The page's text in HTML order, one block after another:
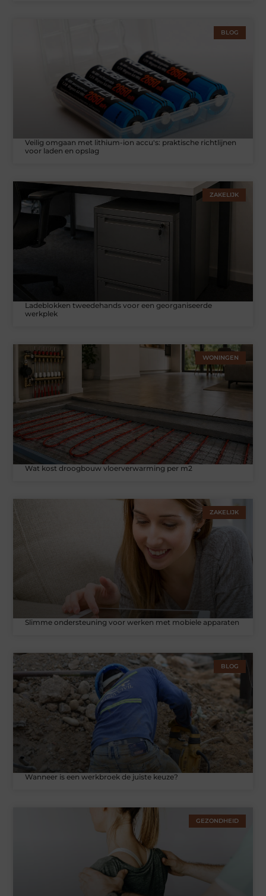
BLOG
Veilig omgaan met lithium-ion accu's: praktische richtlijnen
voor laden en opslag
ZAKELIJK
Ladeblokken tweedehands voor een georganiseerde
werkplek
WONINGEN
Wat kost droogbouw vloerverwarming per m2
ZAKELIJK
Slimme ondersteuning voor werken met mobiele apparaten
BLOG
Wanneer is een werkbroek de juiste keuze?
GEZONDHEID